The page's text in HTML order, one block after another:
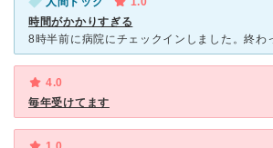
時間がかかりすぎる
4.0
毎年受けてます